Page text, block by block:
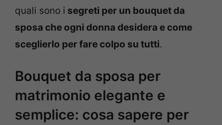
quali sono i segreti per un bouquet da
sposa che ogni donna desidera e come
sceglierlo per fare colpo su tutti.
Bouquet da sposa per
matrimonio elegante e
semplice: cosa sapere per